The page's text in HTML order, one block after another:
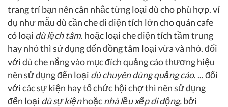
trang trí bạn nên cân nhắc từng loại dù cho phù hợp. ví
dụ như mẫu dù cần che di diện tích lớn cho quán cafe
có loại dù lệch tâm. hoặc loại che diện tích tầm trung
hay nhỏ thì sử dụng đến đồng tâm loại vừa và nhỏ. đối
với dù che nắng vào mục đích quảng cáo thương hiệu
nên sử dụng đến loại dù chuyên dùng quảng cáo. ... đối
với các sự kiện hay tổ chức hội chợ thì nên sử dụng
đến loại dù sự kiệnhoặcnhà lều xếp di động.bởi